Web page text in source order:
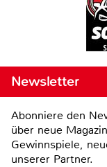
Newsletter
Abonniere den
über neue
Gewinnspiele,
unserer Partner.